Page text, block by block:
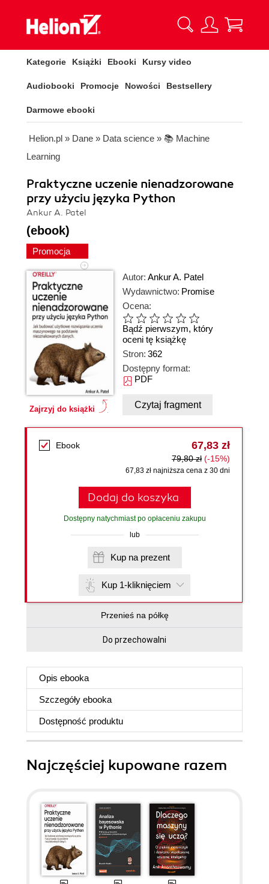
Kategorie Książki Ebooki Kursy video
Audiobooki Promocje Nowości Bestsellery
Darmowe ebooki
Helion.pl » Dane » Data science » 📚 Machine
Learning
Praktyczne uczenie nienadzorowane
przy użyciu języka Python
Ankur A. Patel
(ebook)
Promocja
Zajrzyj do książki
Autor: Ankur A. Patel
Wydawnictwo: Promise
Ocena:
Bądź pierwszym, który
oceni tę książkę
Stron: 362
Dostępny format:
PDF
Czytaj fragment
Ebook 67,83 zł
79,80 zł (-15%)
67,83 zł najniższa cena z 30 dni
Dodaj do koszyka
Dostępny natychmiast po opłaceniu zakupu
lub
Kup na prezent
Kup 1-kliknięciem
Przenieś na półkę
Do przechowalni
Opis ebooka
Szczegóły ebooka
Dostępność produktu
Najczęściej kupowane razem